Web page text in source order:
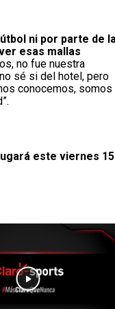
ni por parte de
esas mallas
no fue nuestra
sé si del hotel, pero
conocemos, somos
este viernes 15